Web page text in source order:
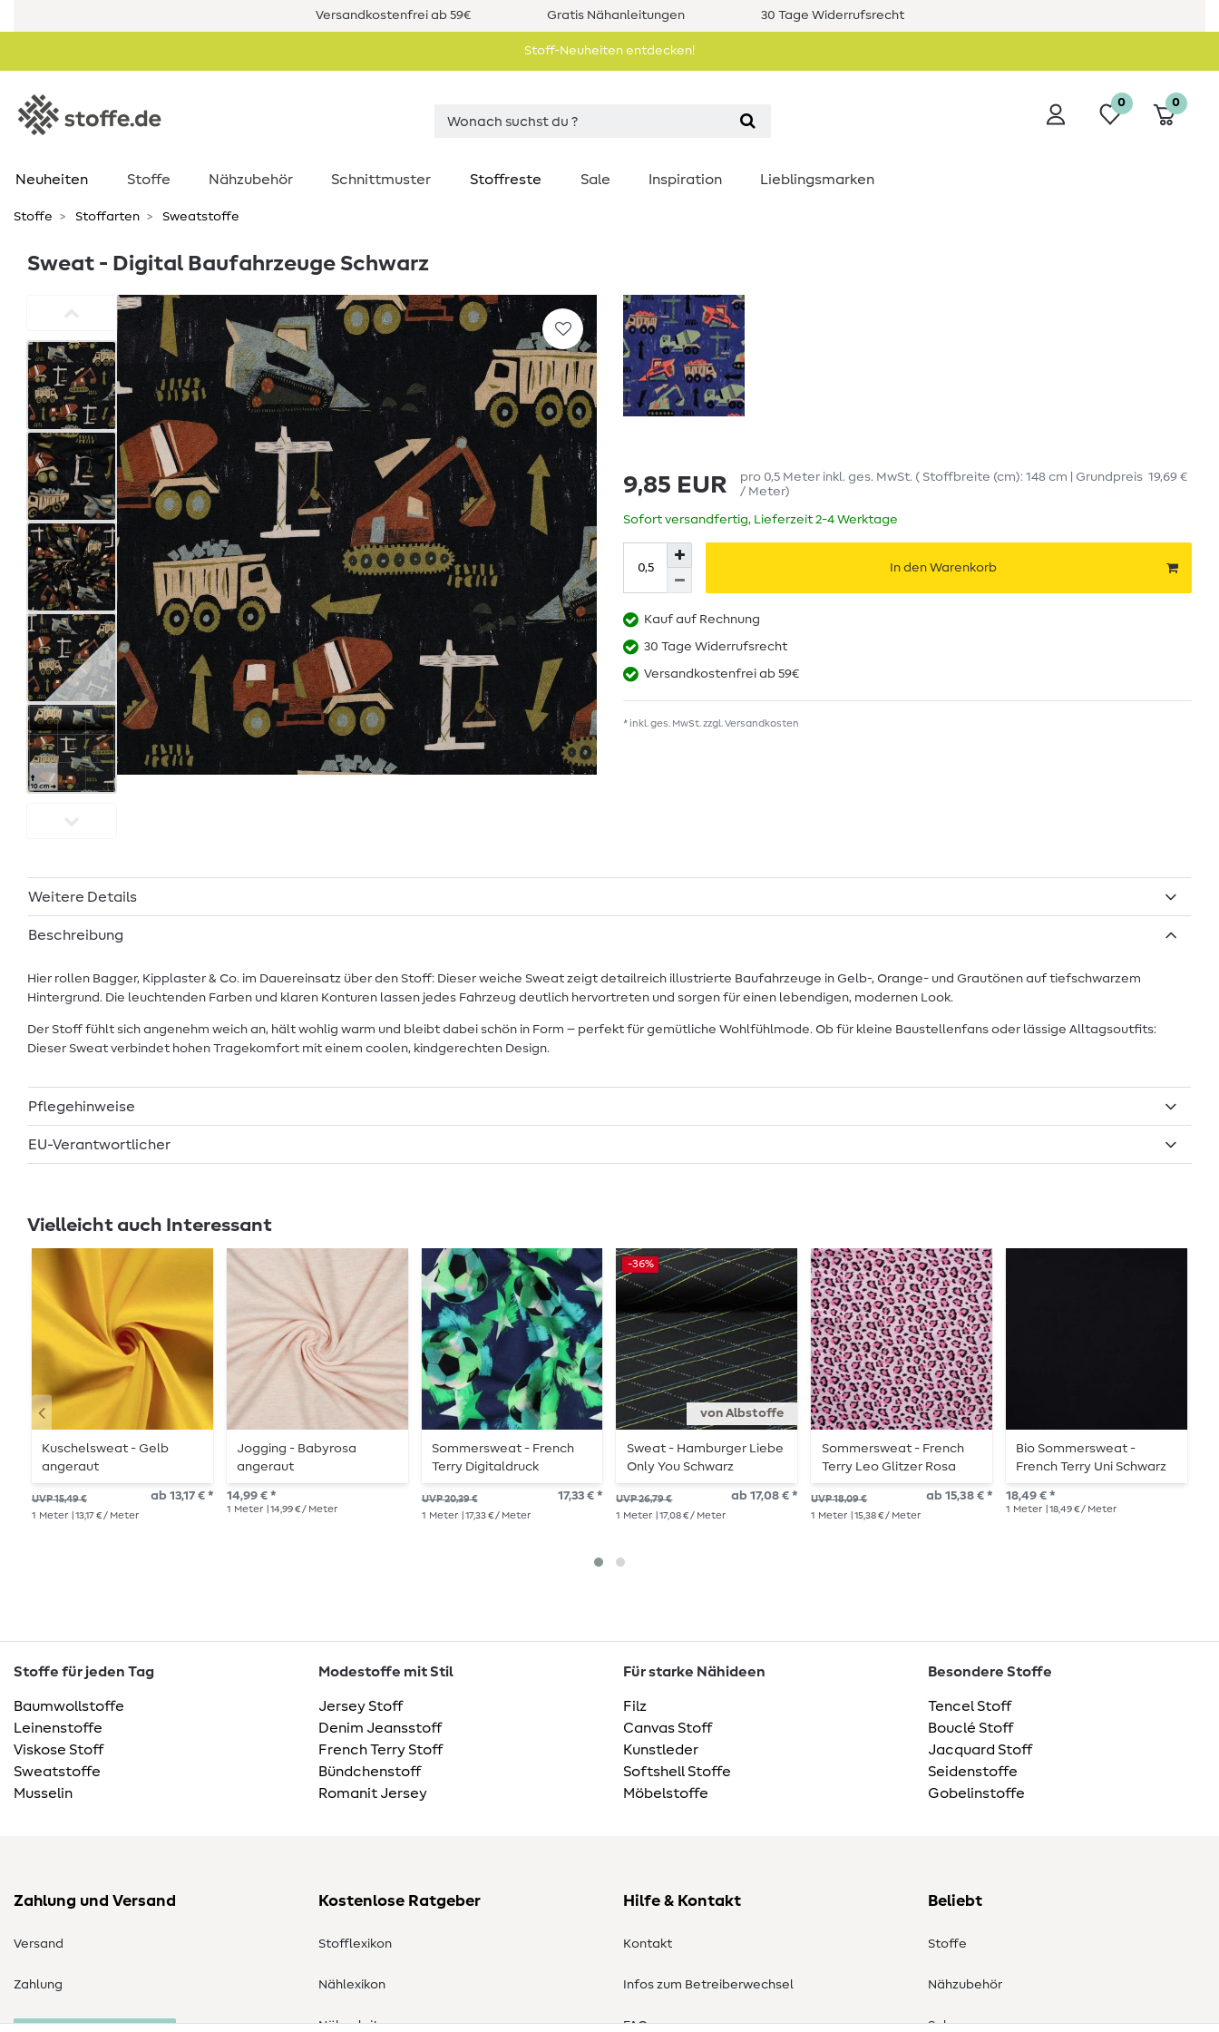
Versandkostenfrei ab 59€ Gratis Nähanleitungen 30 Tage Widerrufsrecht
Stoff-Neuheiten entdecken!
0 0
Neuheiten Stoffe Nähzubehör Schnittmuster Stoffreste Sale Inspiration Lieblingsmarken
Stoffe Stoffarten Sweatstoffe
Sweat - Digital Baufahrzeuge Schwarz
9,85 EUR pro 0,5 Meter inkl. ges. MwSt. ( Stoffbreite (cm): 148 cm | Grundpreis 19,69 €
/ Meter)
Sofort versandfertig, Lieferzeit 2-4 Werktage
In den Warenkorb
Kauf auf Rechnung
30 Tage Widerrufsrecht
Versandkostenfrei ab 59€
* inkl. ges. MwSt. zzgl.Versandkosten
Weitere Details
Beschreibung
Hier rollen Bagger, Kipplaster & Co. im Dauereinsatz über den Stoff: Dieser weiche Sweat zeigt detailreich illustrierte Baufahrzeuge in Gelb-, Orange- und Grautönen auf tiefschwarzem
Hintergrund. Die leuchtenden Farben und klaren Konturen lassen jedes Fahrzeug deutlich hervortreten und sorgen für einen lebendigen, modernen Look.
Der Stoff fühlt sich angenehm weich an, hält wohlig warm und bleibt dabei schön in Form – perfekt für gemütliche Wohlfühlmode. Ob für kleine Baustellenfans oder lässige Alltagsoutfits:
Dieser Sweat verbindet hohen Tragekomfort mit einem coolen, kindgerechten Design.
Pflegehinweise
EU-Verantwortlicher
Vielleicht auch Interessant
Kuschelsweat - Gelb
angeraut
UVP 15,49 € ab 13,17 € *
1 Meter | 13,17 € / Meter
Jogging - Babyrosa
angeraut
14,99 € *
1 Meter | 14,99 € / Meter
Sommersweat - French
Terry Digitaldruck
Fußbälle Navy Angeraut
UVP 20,39 € 17,33 € *
1 Meter | 17,33 € / Meter
von Albstoffe
-36%
Sweat - Hamburger Liebe
Only You Schwarz
UVP 26,79 € ab 17,08 € *
1 Meter | 17,08 € / Meter
Sommersweat - French
Terry Leo Glitzer Rosa
UVP 18,09 € ab 15,38 € *
1 Meter | 15,38 € / Meter
Bio Sommersweat -
French Terry Uni Schwarz
18,49 € *
1 Meter | 18,49 € / Meter
Stoffe für jeden Tag
Baumwollstoffe
Leinenstoffe
Viskose Stoff
Sweatstoffe
Musselin
Modestoffe mit Stil
Jersey Stoff
Denim Jeansstoff
French Terry Stoff
Bündchenstoff
Romanit Jersey
Für starke Nähideen
Filz
Canvas Stoff
Kunstleder
Softshell Stoffe
Möbelstoffe
Besondere Stoffe
Tencel Stoff
Bouclé Stoff
Jacquard Stoff
Seidenstoffe
Gobelinstoffe
Zahlung und Versand
Versand
Zahlung
Kostenlose Ratgeber
Stofflexikon
Nählexikon
Nähanleitungen
Hilfe & Kontakt
Kontakt
Infos zum Betreiberwechsel
FAQ
Beliebt
Stoffe
Nähzubehör
Sale